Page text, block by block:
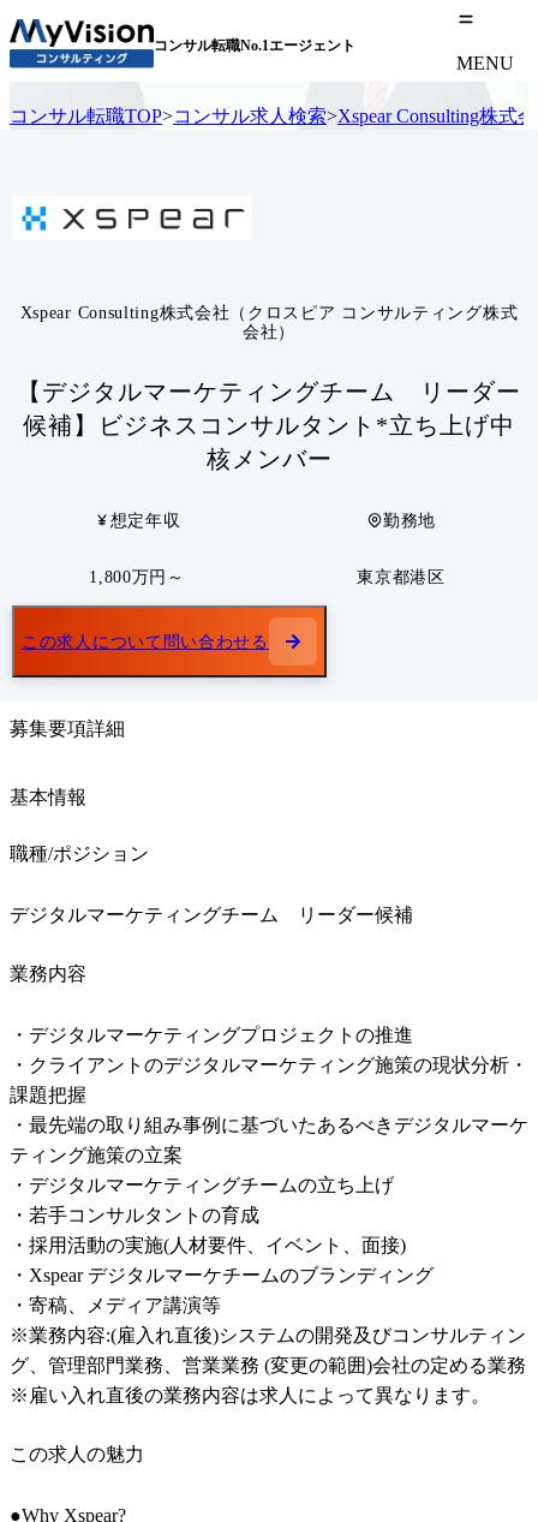
コンサル転職No.1エージェント
MENU
コンサル転職TOP>コンサル求人検索>Xspear Consulting株式
Xspear Consulting株式会社（クロスピア コンサルティング株式
会社）
【デジタルマーケティングチーム リーダー
候補】ビジネスコンサルタント*立ち上げ中
核メンバー
想定年収
1,800万円～
勤務地
東京都港区
この求人について問い合わせる
募集要項詳細
基本情報
職種/ポジション
デジタルマーケティングチーム　リーダー候補
業務内容
・デジタルマーケティングプロジェクトの推進
・クライアントのデジタルマーケティング施策の現状分析・
課題把握
・最先端の取り組み事例に基づいたあるべきデジタルマーケ
ティング施策の立案
・デジタルマーケティングチームの立ち上げ
・若手コンサルタントの育成
・採用活動の実施(人材要件、イベント、面接)
・Xspear デジタルマーケチームのブランディング
・寄稿、メディア講演等
※業務内容:(雇入れ直後)システムの開発及びコンサルティン
グ、管理部門業務、営業業務 (変更の範囲)会社の定める業務
※雇い入れ直後の業務内容は求人によって異なります。
この求人の魅力
●Why Xspear?